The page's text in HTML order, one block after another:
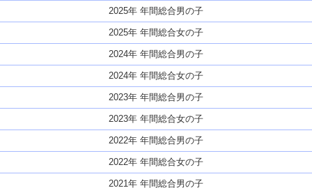
2025年 年間総合男の子
2025年 年間総合女の子
2024年 年間総合男の子
2024年 年間総合女の子
2023年 年間総合男の子
2023年 年間総合女の子
2022年 年間総合男の子
2022年 年間総合女の子
2021年 年間総合男の子